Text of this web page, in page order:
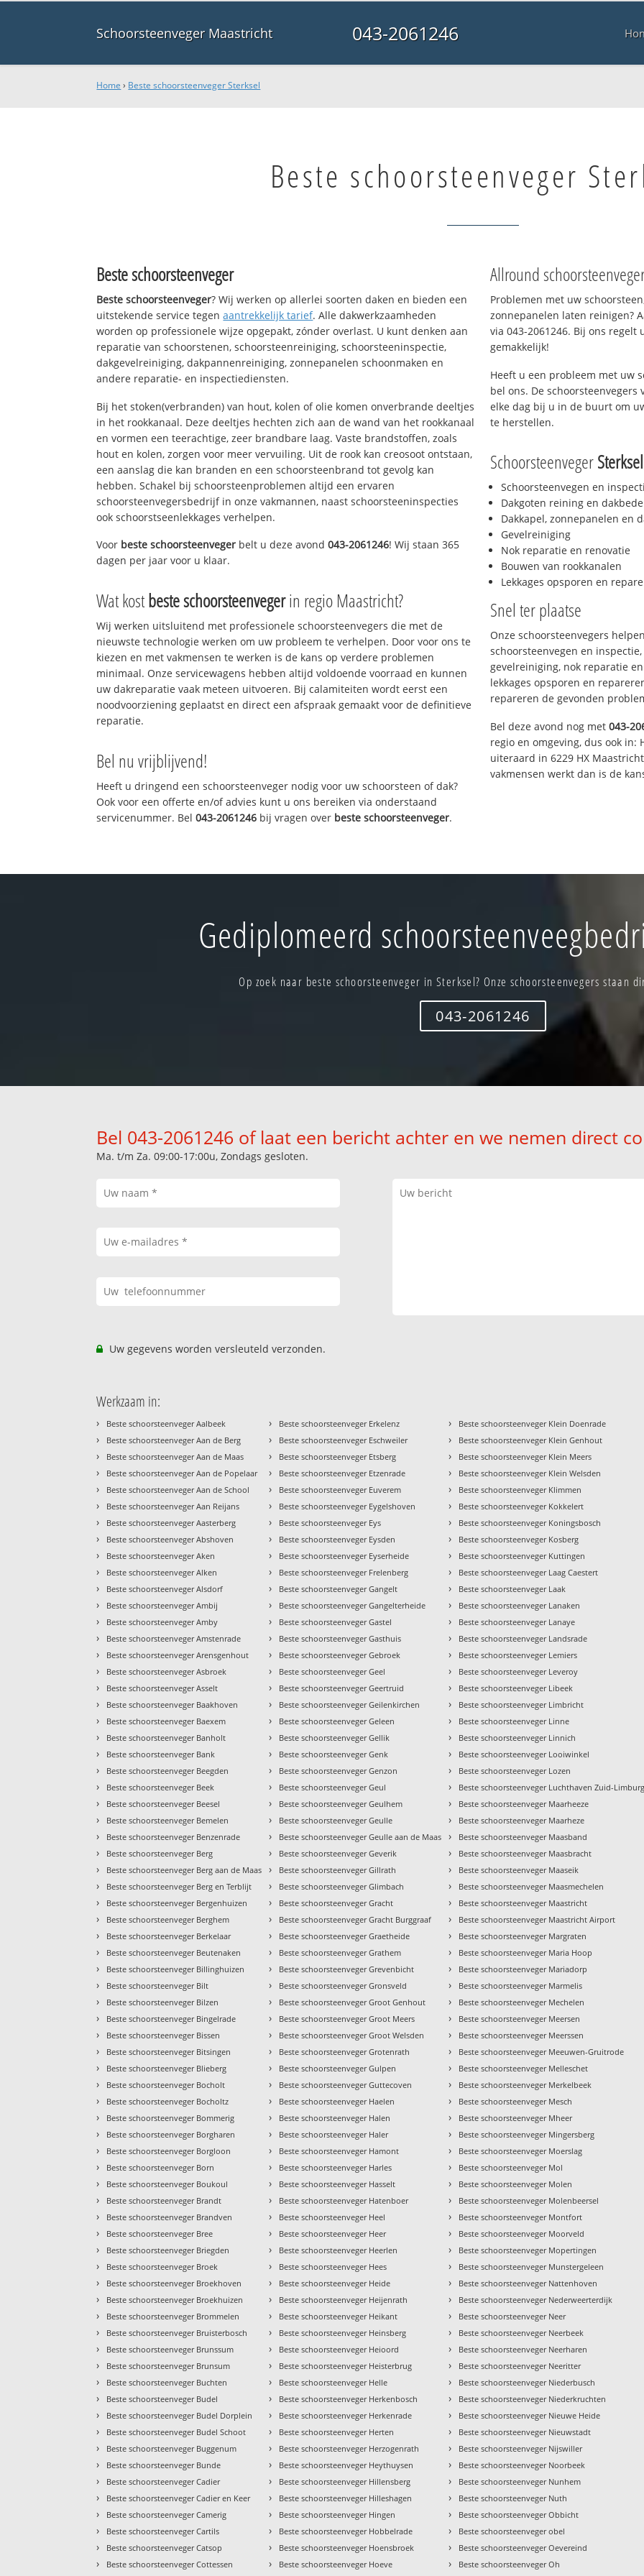
Schoorsteenveger Maastricht 043-2061246
Home › Beste schoorsteenveger Sterksel
Beste schoorsteenveger
Beste schoorsteenveger
Beste schoorsteenveger? Wij werken op allerlei soorten daken en bieden een
uitstekende service tegenaantrekkelijk tarief. Alle dakwerkzaamheden
worden op professionele wijze opgepakt, zónder overlast. U kunt denken aan
reparatie van schoorstenen, schoorsteenreiniging, schoorsteeninspectie,
dakgevelreiniging, dakpannenreiniging, zonnepanelen schoonmaken en
andere reparatie- en inspectiediensten.
Bij het stoken(verbranden) van hout, kolen of olie komen onverbrande deeltjes
in het rookkanaal. Deze deeltjes hechten zich aan de wand van het rookkanaal
en vormen een teerachtige, zeer brandbare laag. Vaste brandstoffen, zoals
hout en kolen, zorgen voor meer vervuiling. Uit de rook kan creosoot ontstaan,
een aanslag die kan branden en een schoorsteenbrand tot gevolg kan
hebben. Schakel bij schoorsteenproblemen altijd een ervaren
schoorsteenvegersbedrijf in onze vakmannen, naast schoorsteeninspecties
ook schoorstseenlekkages verhelpen.
Voor beste schoorsteenveger belt u deze avond043-2061246! Wij staan 365
dagen per jaar voor u klaar.
Wat kostbeste schoorsteenvegerin regio Maastricht?
Wij werken uitsluitend met professionele schoorsteenvegers die met de
nieuwste technologie werken om uw probleem te verhelpen. Door voor ons te
kiezen en met vakmensen te werken is de kans op verdere problemen
minimaal. Onze servicewagens hebben altijd voldoende voorraad en kunnen
uw dakreparatie vaak meteen uitvoeren. Bij calamiteiten wordt eerst een
noodvoorziening geplaatst en direct een afspraak gemaakt voor de definitieve
reparatie.
Bel nu vrijblijvend!
Heeft u dringend een schoorsteenveger nodig voor uw schoorsteen of dak?
Ook voor een offerte en/of advies kunt u ons bereiken via onderstaand
servicenummer. Bel043-2061246 bij vragen over beste schoorsteenveger.
Allround
Problemen met uw
zonnepanelen laten reinigen?
via 043-2061246. Bij ons
gemakkelijk!
Heeft u een probleem met uw
bel ons. De
elke dag bij u in de buurt om
te herstellen.
SchoorsteenvegerSterksel
Schoorsteenvegen en
Dakgoten reining en
Dakkapel, zonnepanelen en
Gevelreiniging
Nok reparatie en renovatie
Bouwen van rookkanalen
Lekkages opsporen en
Snel ter plaatse
Onze schoorsteenvegers
schoorsteenvegen en
gevelreiniging, nok reparatie
lekkages opsporen en
repareren de gevonden
Bel deze avond nog met 043-
regio en omgeving, dus ook in:
uiteraard in 6229 HX
vakmensen werkt dan is de
Gediplomeerd
Op zoek naar beste schoorsteenveger in Sterksel? Onze schoorsteenvegers staan
043-2061246
Bel 043-2061246 of laat een bericht achter en we nemen direct
Ma. t/m Za. 09:00-17:00u, Zondags gesloten.
Uw gegevens worden versleuteld verzonden.
Werkzaam in:
› Beste schoorsteenveger Aalbeek
› Beste schoorsteenveger Aan de Berg
› Beste schoorsteenveger Aan de Maas
› Beste schoorsteenveger Aan de Popelaar
› Beste schoorsteenveger Aan de School
› Beste schoorsteenveger Aan Reijans
› Beste schoorsteenveger Aasterberg
› Beste schoorsteenveger Abshoven
› Beste schoorsteenveger Aken
› Beste schoorsteenveger Alken
› Beste schoorsteenveger Alsdorf
› Beste schoorsteenveger Ambij
› Beste schoorsteenveger Amby
› Beste schoorsteenveger Amstenrade
› Beste schoorsteenveger Arensgenhout
› Beste schoorsteenveger Asbroek
› Beste schoorsteenveger Asselt
› Beste schoorsteenveger Baakhoven
› Beste schoorsteenveger Baexem
› Beste schoorsteenveger Banholt
› Beste schoorsteenveger Bank
› Beste schoorsteenveger Beegden
› Beste schoorsteenveger Beek
› Beste schoorsteenveger Beesel
› Beste schoorsteenveger Bemelen
› Beste schoorsteenveger Benzenrade
› Beste schoorsteenveger Berg
› Beste schoorsteenveger Berg aan de Maas
› Beste schoorsteenveger Berg en Terblijt
› Beste schoorsteenveger Bergenhuizen
› Beste schoorsteenveger Berghem
› Beste schoorsteenveger Berkelaar
› Beste schoorsteenveger Beutenaken
› Beste schoorsteenveger Billinghuizen
› Beste schoorsteenveger Bilt
› Beste schoorsteenveger Bilzen
› Beste schoorsteenveger Bingelrade
› Beste schoorsteenveger Bissen
› Beste schoorsteenveger Bitsingen
› Beste schoorsteenveger Blieberg
› Beste schoorsteenveger Bocholt
› Beste schoorsteenveger Bocholtz
› Beste schoorsteenveger Bommerig
› Beste schoorsteenveger Borgharen
› Beste schoorsteenveger Borgloon
› Beste schoorsteenveger Born
› Beste schoorsteenveger Boukoul
› Beste schoorsteenveger Brandt
› Beste schoorsteenveger Brandven
› Beste schoorsteenveger Bree
› Beste schoorsteenveger Briegden
› Beste schoorsteenveger Broek
› Beste schoorsteenveger Broekhoven
› Beste schoorsteenveger Broekhuizen
› Beste schoorsteenveger Brommelen
› Beste schoorsteenveger Bruisterbosch
› Beste schoorsteenveger Brunssum
› Beste schoorsteenveger Brunsum
› Beste schoorsteenveger Buchten
› Beste schoorsteenveger Budel
› Beste schoorsteenveger Budel Dorplein
› Beste schoorsteenveger Budel Schoot
› Beste schoorsteenveger Buggenum
› Beste schoorsteenveger Bunde
› Beste schoorsteenveger Cadier
› Beste schoorsteenveger Cadier en Keer
› Beste schoorsteenveger Camerig
› Beste schoorsteenveger Cartils
› Beste schoorsteenveger Catsop
› Beste schoorsteenveger Cottessen
› Beste schoorsteenveger Erkelenz
› Beste schoorsteenveger Eschweiler
› Beste schoorsteenveger Etsberg
› Beste schoorsteenveger Etzenrade
› Beste schoorsteenveger Euverem
› Beste schoorsteenveger Eygelshoven
› Beste schoorsteenveger Eys
› Beste schoorsteenveger Eysden
› Beste schoorsteenveger Eyserheide
› Beste schoorsteenveger Frelenberg
› Beste schoorsteenveger Gangelt
› Beste schoorsteenveger Gangelterheide
› Beste schoorsteenveger Gastel
› Beste schoorsteenveger Gasthuis
› Beste schoorsteenveger Gebroek
› Beste schoorsteenveger Geel
› Beste schoorsteenveger Geertruid
› Beste schoorsteenveger Geilenkirchen
› Beste schoorsteenveger Geleen
› Beste schoorsteenveger Gellik
› Beste schoorsteenveger Genk
› Beste schoorsteenveger Genzon
› Beste schoorsteenveger Geul
› Beste schoorsteenveger Geulhem
› Beste schoorsteenveger Geulle
› Beste schoorsteenveger Geulle aan de Maas
› Beste schoorsteenveger Geverik
› Beste schoorsteenveger Gillrath
› Beste schoorsteenveger Glimbach
› Beste schoorsteenveger Gracht
› Beste schoorsteenveger Gracht Burggraaf
› Beste schoorsteenveger Graetheide
› Beste schoorsteenveger Grathem
› Beste schoorsteenveger Grevenbicht
› Beste schoorsteenveger Gronsveld
› Beste schoorsteenveger Groot Genhout
› Beste schoorsteenveger Groot Meers
› Beste schoorsteenveger Groot Welsden
› Beste schoorsteenveger Grotenrath
› Beste schoorsteenveger Gulpen
› Beste schoorsteenveger Guttecoven
› Beste schoorsteenveger Haelen
› Beste schoorsteenveger Halen
› Beste schoorsteenveger Haler
› Beste schoorsteenveger Hamont
› Beste schoorsteenveger Harles
› Beste schoorsteenveger Hasselt
› Beste schoorsteenveger Hatenboer
› Beste schoorsteenveger Heel
› Beste schoorsteenveger Heer
› Beste schoorsteenveger Heerlen
› Beste schoorsteenveger Hees
› Beste schoorsteenveger Heide
› Beste schoorsteenveger Heijenrath
› Beste schoorsteenveger Heikant
› Beste schoorsteenveger Heinsberg
› Beste schoorsteenveger Heioord
› Beste schoorsteenveger Heisterbrug
› Beste schoorsteenveger Helle
› Beste schoorsteenveger Herkenbosch
› Beste schoorsteenveger Herkenrade
› Beste schoorsteenveger Herten
› Beste schoorsteenveger Herzogenrath
› Beste schoorsteenveger Heythuysen
› Beste schoorsteenveger Hillensberg
› Beste schoorsteenveger Hilleshagen
› Beste schoorsteenveger Hingen
› Beste schoorsteenveger Hobbelrade
› Beste schoorsteenveger Hoensbroek
› Beste schoorsteenveger Hoeve
› Beste schoorsteenveger Klein Doenrade
› Beste schoorsteenveger Klein Genhout
› Beste schoorsteenveger Klein Meers
› Beste schoorsteenveger Klein Welsden
› Beste schoorsteenveger Klimmen
› Beste schoorsteenveger Kokkelert
› Beste schoorsteenveger Koningsbosch
› Beste schoorsteenveger Kosberg
› Beste schoorsteenveger Kuttingen
› Beste schoorsteenveger Laag Caestert
› Beste schoorsteenveger Laak
› Beste schoorsteenveger Lanaken
› Beste schoorsteenveger Lanaye
› Beste schoorsteenveger Landsrade
› Beste schoorsteenveger Lemiers
› Beste schoorsteenveger Leveroy
› Beste schoorsteenveger Libeek
› Beste schoorsteenveger Limbricht
› Beste schoorsteenveger Linne
› Beste schoorsteenveger Linnich
› Beste schoorsteenveger Looiwinkel
› Beste schoorsteenveger Lozen
› Beste schoorsteenveger Luchthaven Zuid-
› Beste schoorsteenveger Maarheeze
› Beste schoorsteenveger Maarheze
› Beste schoorsteenveger Maasband
› Beste schoorsteenveger Maasbracht
› Beste schoorsteenveger Maaseik
› Beste schoorsteenveger Maasmechelen
› Beste schoorsteenveger Maastricht
› Beste schoorsteenveger Maastricht Airport
› Beste schoorsteenveger Margraten
› Beste schoorsteenveger Maria Hoop
› Beste schoorsteenveger Mariadorp
› Beste schoorsteenveger Marmelis
› Beste schoorsteenveger Mechelen
› Beste schoorsteenveger Meersen
› Beste schoorsteenveger Meerssen
› Beste schoorsteenveger Meeuwen-Gruitrode
› Beste schoorsteenveger Melleschet
› Beste schoorsteenveger Merkelbeek
› Beste schoorsteenveger Mesch
› Beste schoorsteenveger Mheer
› Beste schoorsteenveger Mingersberg
› Beste schoorsteenveger Moerslag
› Beste schoorsteenveger Mol
› Beste schoorsteenveger Molen
› Beste schoorsteenveger Molenbeersel
› Beste schoorsteenveger Montfort
› Beste schoorsteenveger Moorveld
› Beste schoorsteenveger Mopertingen
› Beste schoorsteenveger Munstergeleen
› Beste schoorsteenveger Nattenhoven
› Beste schoorsteenveger Nederweerterdijk
› Beste schoorsteenveger Neer
› Beste schoorsteenveger Neerbeek
› Beste schoorsteenveger Neerharen
› Beste schoorsteenveger Neeritter
› Beste schoorsteenveger Niederbusch
› Beste schoorsteenveger Niederkruchten
› Beste schoorsteenveger Nieuwe Heide
› Beste schoorsteenveger Nieuwstadt
› Beste schoorsteenveger Nijswiller
› Beste schoorsteenveger Noorbeek
› Beste schoorsteenveger Nunhem
› Beste schoorsteenveger Nuth
› Beste schoorsteenveger Obbicht
› Beste schoorsteenveger obel
› Beste schoorsteenveger Oevereind
› Beste schoorsteenveger Oh